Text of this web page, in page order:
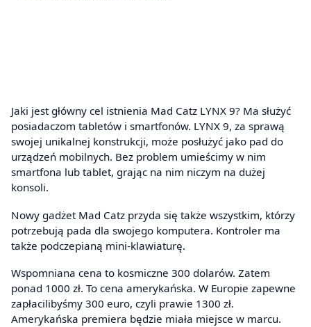
Jaki jest główny cel istnienia Mad Catz LYNX 9? Ma służyć
posiadaczom tabletów i smartfonów. LYNX 9, za sprawą
swojej unikalnej konstrukcji, może posłużyć jako pad do
urządzeń mobilnych. Bez problem umieścimy w nim
smartfona lub tablet, grając na nim niczym na dużej
konsoli.
Nowy gadżet Mad Catz przyda się także wszystkim, którzy
potrzebują pada dla swojego komputera. Kontroler ma
także podczepianą mini-klawiaturę.
Wspomniana cena to kosmiczne 300 dolarów. Zatem
ponad 1000 zł. To cena amerykańska. W Europie zapewne
zapłacilibyśmy 300 euro, czyli prawie 1300 zł.
Amerykańska premiera będzie miała miejsce w marcu.